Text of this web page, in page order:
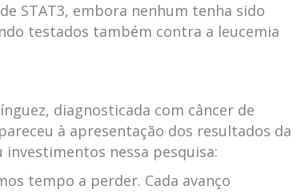
STAT3, embora nenhum tenha sido
testados também contra a leucemia
diagnosticada com câncer de
à apresentação dos resultados da
nessa pesquisa:
tempo a perder. Cada avanço